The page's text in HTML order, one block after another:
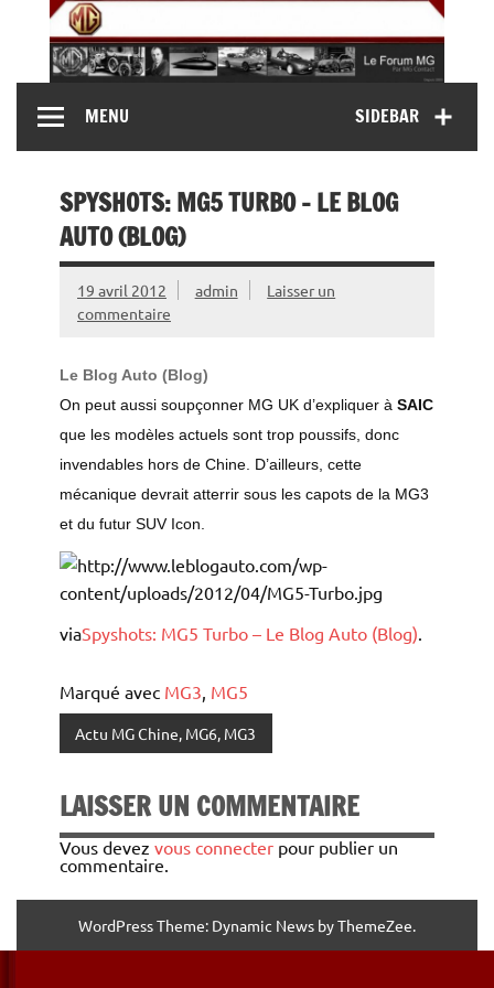
content
MG Contact
MG B, MG F, MG A, Midget…)SIDEBAR
MENU
SPYSHOTS: MG5 TURBO – LE BLOG
AUTO (BLOG)
19 avril 2012 admin
Laisser un
commentaire
Le Blog Auto (Blog)
On peut aussi soupçonner MG UK d’expliquer à SAIC
que les modèles actuels sont trop poussifs, donc
invendables hors de Chine. D’ailleurs, cette
mécanique devrait atterrir sous les capots de la MG3
et du futur SUV Icon.
viaSpyshots: MG5 Turbo – Le Blog Auto (Blog).
Marqué avec MG3, MG5
Actu MG Chine, MG6, MG3
LAISSER UN COMMENTAIRE
Vous devez vous connecter pour publier un
commentaire.
WordPress Theme: Dynamic News by ThemeZee.